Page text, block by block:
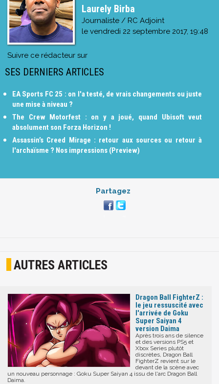
Laurely Birba
Journaliste / RC Adjoint
le vendredi 22 septembre 2017, 19:48
Suivre ce rédacteur sur
SES DERNIERS ARTICLES
EA Sports FC 25 : on l'a testé, de vrais changements ou juste
une mise à niveau ?
The Crew Motorfest : on y a joué, quand Ubisoft veut
absolument son Forza Horizon !
Assassin’s Creed Mirage : retour aux sources ou retour à
l'archaïsme ? Nos impressions (Preview)
Partagez
AUTRES ARTICLES
Dragon Ball FighterZ :
le jeu ressuscité avec
l'arrivée de Goku
Super Saiyan 4
version Daima
Après trois ans de silence
et des versions PS5 et
Xbox Series plutôt
discrètes, Dragon Ball
FighterZ revient sur le
devant de la scène avec
un nouveau personnage : Goku Super Saiyan 4 issu de l'arc Dragon Ball
Daima.